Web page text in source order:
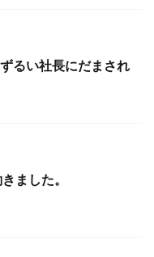
るい社長にだまされ
ました。